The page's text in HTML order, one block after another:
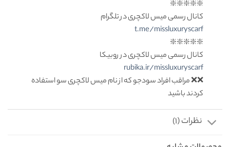
❇️❇️❇️❇️❇️
کانال رسمی میس لاکچری در تلگرام
t.me/missluxuryscarf
❇️❇️❇️❇️❇️
کانال رسمی میس لاکچری در روبیکا
rubika.ir/missluxuryscarf
❌❌ مراقب افراد سودجو که از نام میس لاکچری سو استفاده
کردند باشید
نظرات (1)